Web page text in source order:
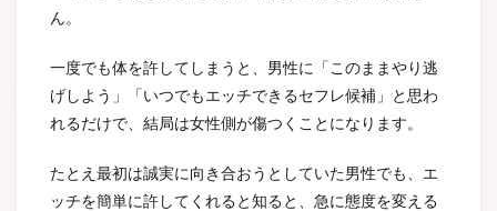
ん。
一度でも体を許してしまうと、男性に「このままやり逃
げしよう」「いつでもエッチできるセフレ候補」と思わ
れるだけで、結局は女性側が傷つくことになります。
たとえ最初は誠実に向き合おうとしていた男性でも、エ
ッチを簡単に許してくれると知ると、急に態度を変える